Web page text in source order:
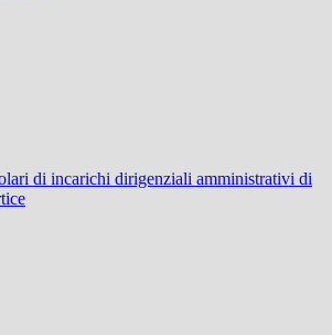
di incarichi dirigenziali amministrativi di